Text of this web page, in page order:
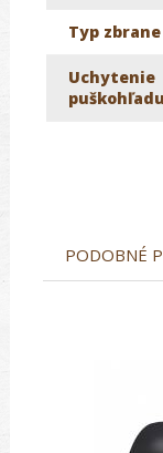
Typ zbrane
Uchytenie
puškohľadu
PODOBNÉ